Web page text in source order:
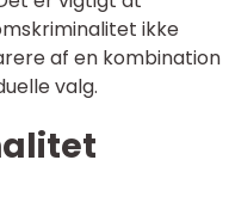
ikke
af en kombination
valg.